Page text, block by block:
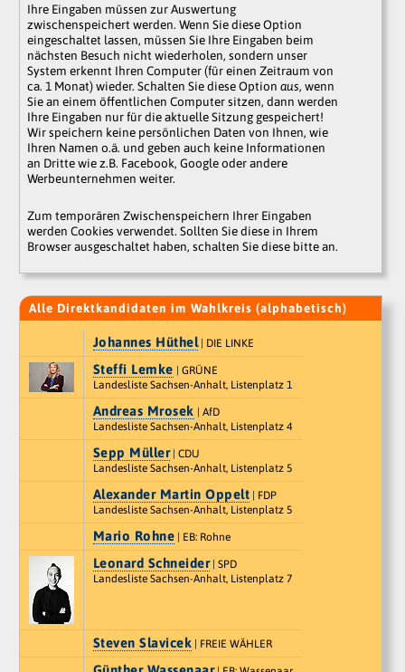
Ihre Eingaben müssen zur Auswertung
zwischenspeichert werden. Wenn Sie diese Option
eingeschaltet lassen, müssen Sie Ihre Eingaben beim
nächsten Besuch nicht wiederholen, sondern unser
System erkennt Ihren Computer (für einen Zeitraum von
ca. 1 Monat) wieder. Schalten Sie diese Option aus, wenn
Sie an einem öffentlichen Computer sitzen, dann werden
Ihre Eingaben nur für die aktuelle Sitzung gespeichert!
Wir speichern keine persönlichen Daten von Ihnen, wie
Ihren Namen o.ä. und geben auch keine Informationen
an Dritte wie z.B. Facebook, Google oder andere
Werbeunternehmen weiter.
Zum temporären Zwischenspeichern Ihrer Eingaben
werden Cookies verwendet. Sollten Sie diese in Ihrem
Browser ausgeschaltet haben, schalten Sie diese bitte an.
Alle Direktkandidaten im Wahlkreis (alphabetisch)
Johannes Hüthel| DIE LINKE
Steffi Lemke | GRÜNE
Landesliste Sachsen-Anhalt, Listenplatz 1
Andreas Mrosek | AfD
Landesliste Sachsen-Anhalt, Listenplatz 4
Sepp Müller| CDU
Landesliste Sachsen-Anhalt, Listenplatz 5
Alexander Martin Oppelt | FDP
Landesliste Sachsen-Anhalt, Listenplatz 5
Mario Rohne | EB: Rohne
Leonard Schneider| SPD
Landesliste Sachsen-Anhalt, Listenplatz 7
Steven Slavicek | FREIE WÄHLER